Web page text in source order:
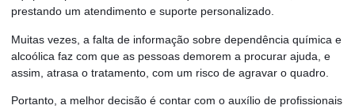
prestando um atendimento e suporte personalizado.
Muitas vezes, a falta de informação sobre dependência química e
alcoólica faz com que as pessoas demorem a procurar ajuda, e
assim, atrasa o tratamento, com um risco de agravar o quadro.
Portanto, a melhor decisão é contar com o auxílio de profissionais